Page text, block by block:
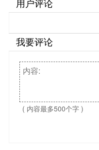
我要评论
( 内容最多500个字 )